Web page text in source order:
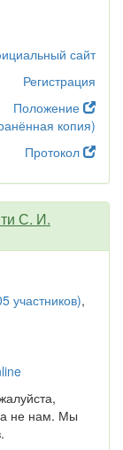
сайт
Регистрация
Положение
копия)
Протокол
С. И.
участников),
а не нам. Мы